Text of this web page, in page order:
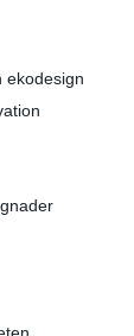
ekodesign